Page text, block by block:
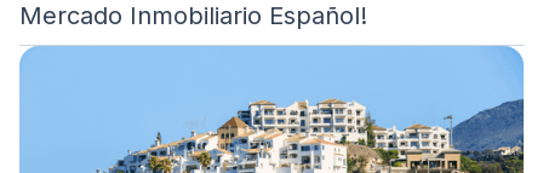
Mercado Inmobiliario Español!